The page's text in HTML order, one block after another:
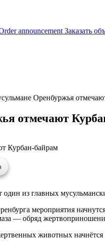
Заказать
Оренбуржья
отмечают
один из главных
мероприятия
— обряд
животных